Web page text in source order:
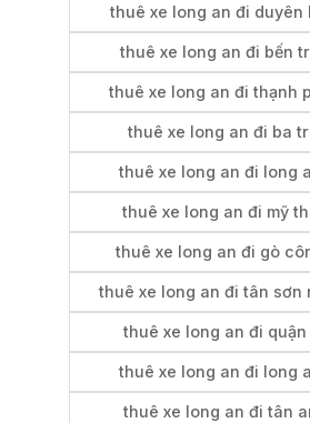
thuê xe long an đi duyên
thuê xe long an đi bến
thuê xe long an đi thạnh
thuê xe long an đi ba
thuê xe long an đi long
thuê xe long an đi mỹ
thuê xe long an đi gò
thuê xe long an đi tân sơn
thuê xe long an đi quận
thuê xe long an đi long
thuê xe long an đi tân